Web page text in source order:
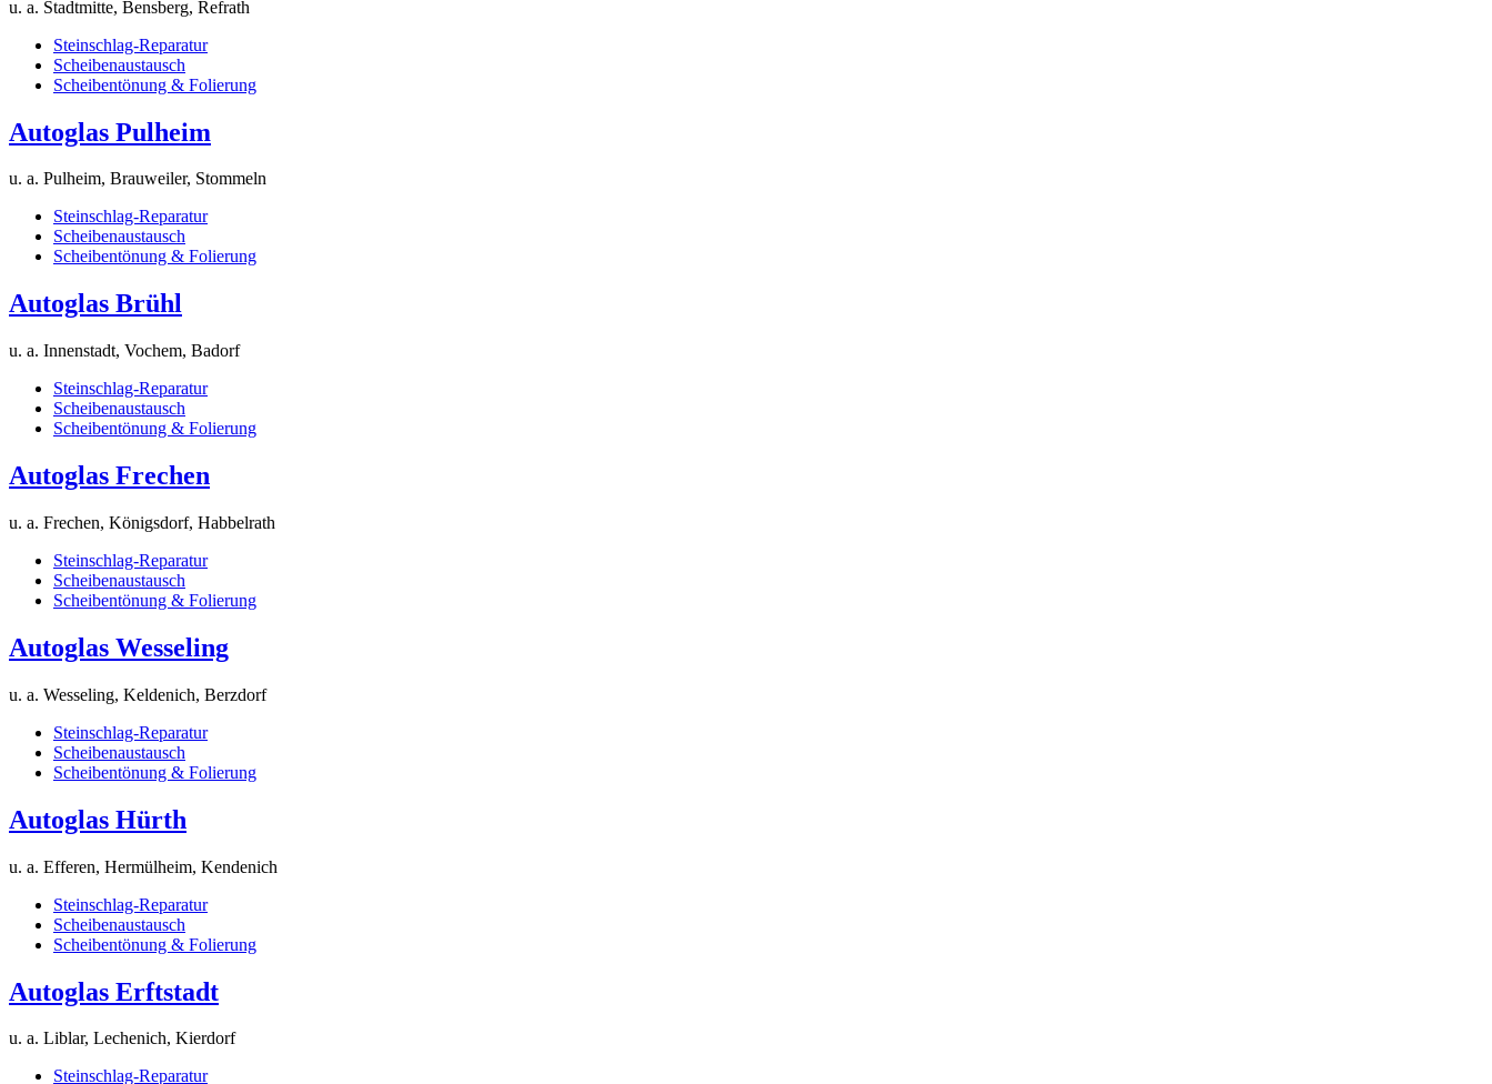
u. a. Stadtmitte, Bensberg, Refrath
Steinschlag-Reparatur
Scheibenaustausch
Scheibentönung & Folierung
Autoglas Pulheim
u. a. Pulheim, Brauweiler, Stommeln
Steinschlag-Reparatur
Scheibenaustausch
Scheibentönung & Folierung
Autoglas Brühl
u. a. Innenstadt, Vochem, Badorf
Steinschlag-Reparatur
Scheibenaustausch
Scheibentönung & Folierung
Autoglas Frechen
u. a. Frechen, Königsdorf, Habbelrath
Steinschlag-Reparatur
Scheibenaustausch
Scheibentönung & Folierung
Autoglas Wesseling
u. a. Wesseling, Keldenich, Berzdorf
Steinschlag-Reparatur
Scheibenaustausch
Scheibentönung & Folierung
Autoglas Hürth
u. a. Efferen, Hermülheim, Kendenich
Steinschlag-Reparatur
Scheibenaustausch
Scheibentönung & Folierung
Autoglas Erftstadt
u. a. Liblar, Lechenich, Kierdorf
Steinschlag-Reparatur